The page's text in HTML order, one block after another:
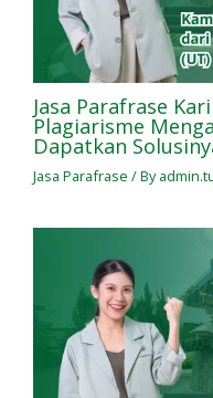
Jasa Parafrase
Plagiarisme
Dapatkan
Jasa Parafrase / By